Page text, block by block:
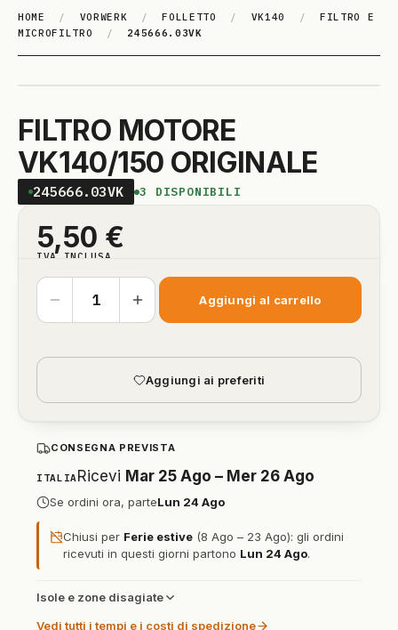
HOME / VORWERK / FOLLETTO / VK140 /
FILTRO E
MICROFILTRO
/ 245666.03VK
FILTRO MOTORE
VK140/150 ORIGINALE
245666.03VK 3 DISPONIBILI
5,50 €
IVA INCLUSA
Aggiungi al carrello
Aggiungi ai preferiti
CONSEGNA PREVISTA
ITALIA Ricevi Mar 25 Ago – Mer 26 Ago
Se ordini ora, parteLun 24 Ago
Chiusi per Ferie estive (8 Ago – 23 Ago): gli ordini
ricevuti in questi giorni partono Lun 24 Ago.
Isole e zone disagiate
Vedi tutti i tempi e i costi di spedizione